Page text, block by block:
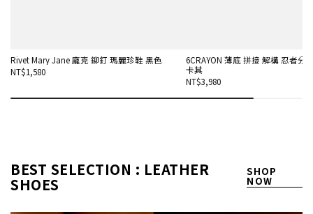
Rivet Mary Jane 龐克 鉚釘 瑪麗珍鞋 黑色
NT$1,580
6CRAYON 薄底 拼接 解構 忍者分
卡其
NT$3,980
BEST SELECTION : LEATHER
SHOES
SHOP
NOW